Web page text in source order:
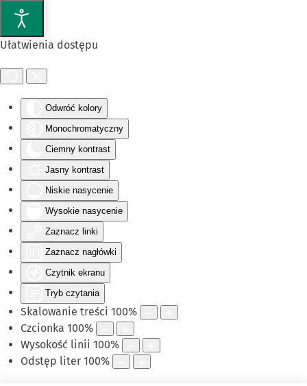
Ułatwienia dostępu
Odwróć kolory
Monochromatyczny
Ciemny kontrast
Jasny kontrast
Niskie nasycenie
Wysokie nasycenie
Zaznacz linki
Zaznacz nagłówki
Czytnik ekranu
Tryb czytania
Skalowanie treści 100%
Czcionka 100%
Wysokość linii 100%
Odstęp liter 100%
Przejdź do głównej treści